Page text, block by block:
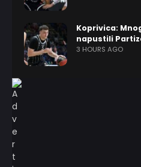
Koprivica:
napustili
3 HOURS AGO